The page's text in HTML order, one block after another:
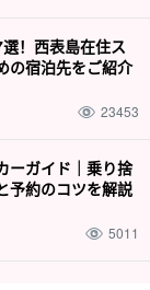
！西表島在住ス
の宿泊先をご紹介
23453
ーガイド｜乗り捨
予約のコツを解説
5011